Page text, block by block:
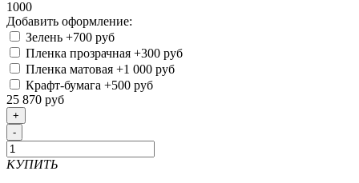
1000
Добавить оформление:
Зелень +700 руб
Пленка прозрачная +300 руб
Пленка матовая +1 000 руб
Крафт-бумага +500 руб
25 870 руб
+
-
КУПИТЬ